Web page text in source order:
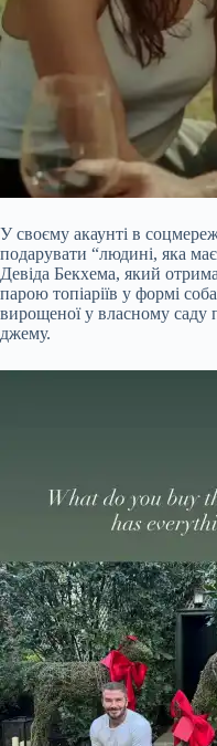
У своєму акаунті в
подарувати “людині, яка
Девіда Бекхема, який
парою топіаріїв у формі
вирощеної у власному саду
джему.